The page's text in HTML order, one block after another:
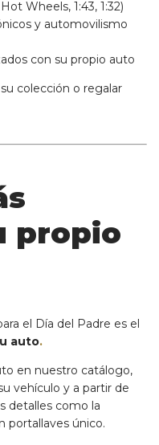
Hot Wheels, 1:43, 1:32)
y automovilismo
con su propio auto
colección o regalar
propio
el Día del Padre es el
auto.
en nuestro catálogo,
vehículo y a partir de
detalles como la
portallaves único.